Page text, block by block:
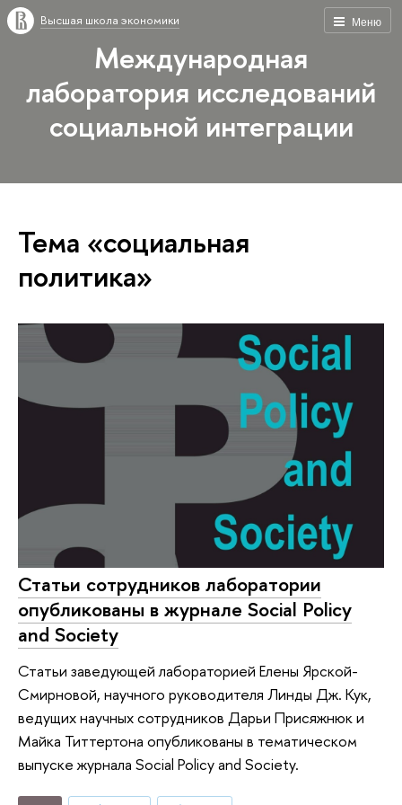
Меню
Высшая школа экономики
Международная
лаборатория исследований
социальной интеграции
Тема «социальная
политика»
Статьи сотрудников лаборатории
опубликованы в журнале Social Policy
and Society
Статьи заведующей лабораторией Елены Ярской-
Смирновой, научного руководителя Линды Дж. Кук,
ведущих научных сотрудников Дарьи Присяжнюк и
Майка Титтертона опубликованы в тематическом
выпуске журнала Social Policy and Society.